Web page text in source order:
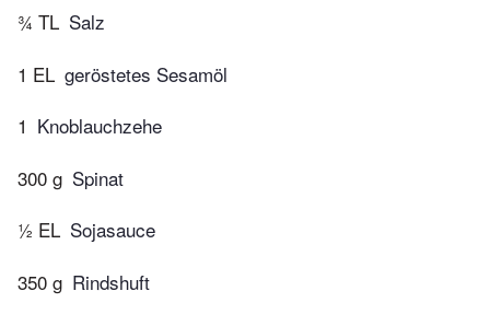
¾ TL Salz
1 EL geröstetes Sesamöl
1 Knoblauchzehe
300 g Spinat
½ EL Sojasauce
350 g Rindshuft